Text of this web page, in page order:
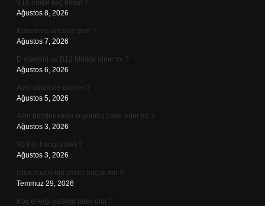
V16 motor kaç basar ?
Ağustos 8, 2026
Kusem ne anlama gelir ?
Ağustos 7, 2026
D vitamini ve B12 birlikte alınır mı ?
Ağustos 6, 2026
Avel adam ne demek ?
Ağustos 5, 2026
Altın bozdururken kuyumcu zarar eder mi ?
Ağustos 3, 2026
90 kilo hangi sıklet ?
Ağustos 3, 2026
Ulus büyük mü yazılır küçük mü ?
Temmuz 29, 2026
Koç erkeği yatakta nasıl olur ?